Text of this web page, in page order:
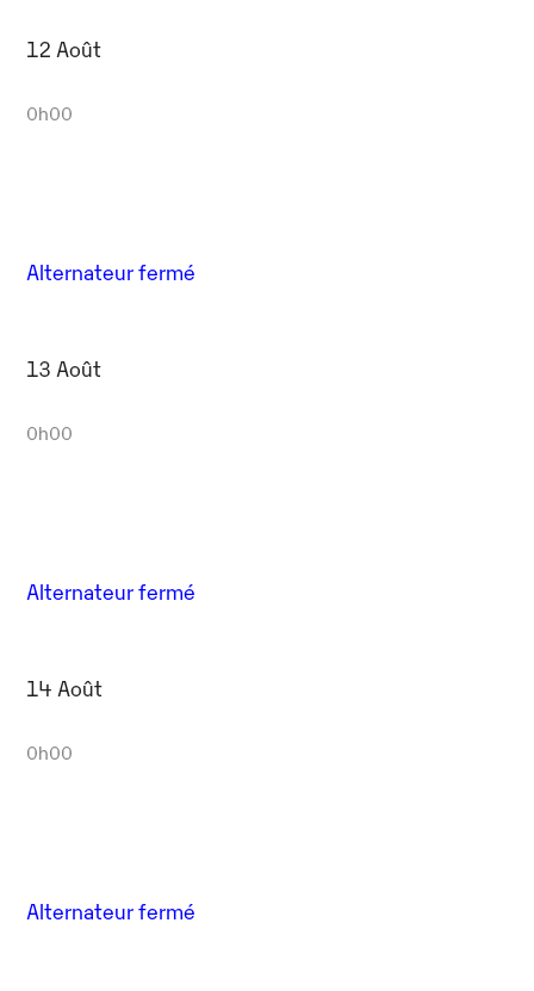
12 Août
0h00
Alternateur fermé
13 Août
0h00
Alternateur fermé
14 Août
0h00
Alternateur fermé